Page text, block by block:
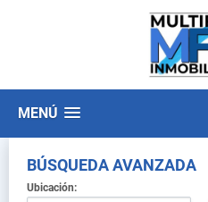
MENÚ
BÚSQUEDA AVANZADA
Ubicación: